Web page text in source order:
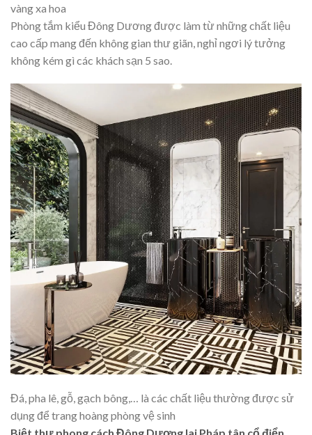
vàng xa hoa
Phòng tắm kiểu Đông Dương được làm từ những chất liệu
cao cấp mang đến không gian thư giãn, nghỉ ngơi lý tưởng
không kém gì các khách sạn 5 sao.
Đá, pha lê, gỗ, gạch bông,… là các chất liệu thường được sử
dụng để trang hoàng phòng vệ sinh
Biệt thự phong cách Đông Dương lai Pháp tân cổ điển